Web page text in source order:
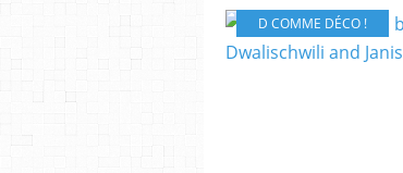
D COMME DÉCO !